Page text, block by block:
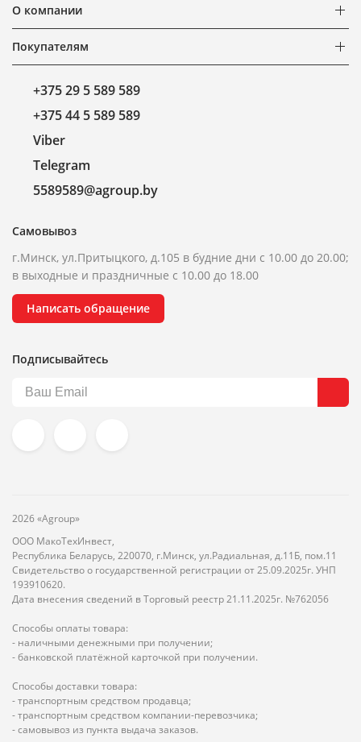
О компании
Покупателям
+375 29 5 589 589
+375 44 5 589 589
Viber
Telegram
5589589@agroup.by
Самовывоз
г.Минск, ул.Притыцкого, д.105 в будние дни с 10.00 до 20.00;
в выходные и праздничные с 10.00 до 18.00
Написать обращение
Подписывайтесь
2026 «Agroup»
ООО МакоТехИнвест,
Республика Беларусь, 220070, г.Минск, ул.Радиальная, д.11Б, пом.11
Свидетельство о государственной регистрации от 25.09.2025г. УНП
193910620.
Дата внесения сведений в Торговый реестр 21.11.2025г. №762056
Способы оплаты товара:
- наличными денежными при получении;
- банковской платёжной карточкой при получении.
Способы доставки товара:
- транспортным средством продавца;
- транспортным средством компании-перевозчика;
- самовывоз из пункта выдача заказов.